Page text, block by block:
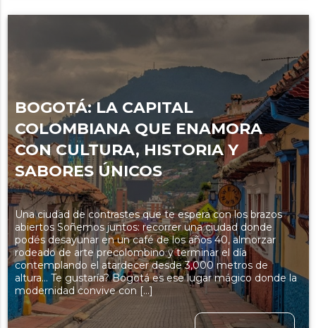
BOGOTÁ: LA CAPITAL
COLOMBIANA QUE ENAMORA
CON CULTURA, HISTORIA Y
SABORES ÚNICOS
Una ciudad de contrastes que te espera con los brazos
abiertos Soñemos juntos: recorrer una ciudad donde
podés desayunar en un café de los años 40, almorzar
rodeado de arte precolombino y terminar el día
contemplando el atardecer desde 3,000 metros de
altura… Te gustaría? Bogotá es ese lugar mágico donde la
modernidad convive con […]